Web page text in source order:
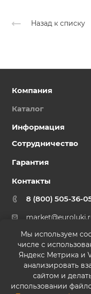
Назад к списку
Компания
Каталог
Информация
Сотрудничество
Гарантия
Контакты
8 (800) 505-36-
г. Москва, ул.
Мы используем
числе с
Яндекс Метрика и
анализировать
сайтом и
использовании